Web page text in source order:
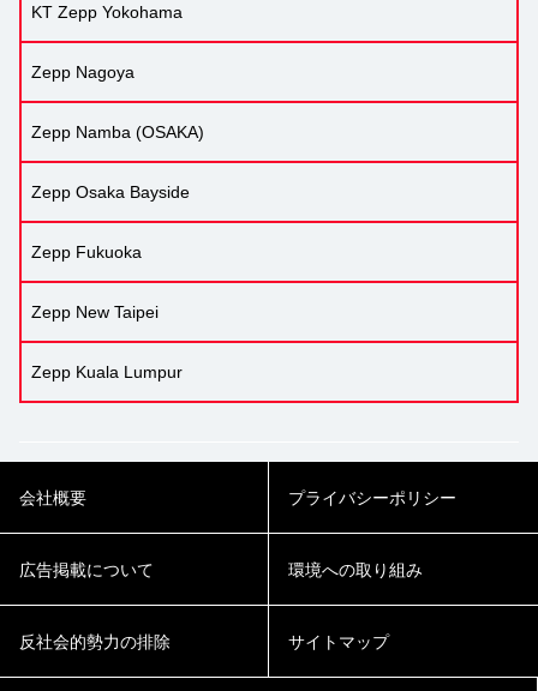
KT Zepp Yokohama
Zepp Nagoya
Zepp Namba (OSAKA)
Zepp Osaka Bayside
Zepp Fukuoka
Zepp New Taipei
Zepp Kuala Lumpur
会社概要 プライバシーポリシー
広告掲載について 環境への取り組み
反社会的勢力の排除 サイトマップ